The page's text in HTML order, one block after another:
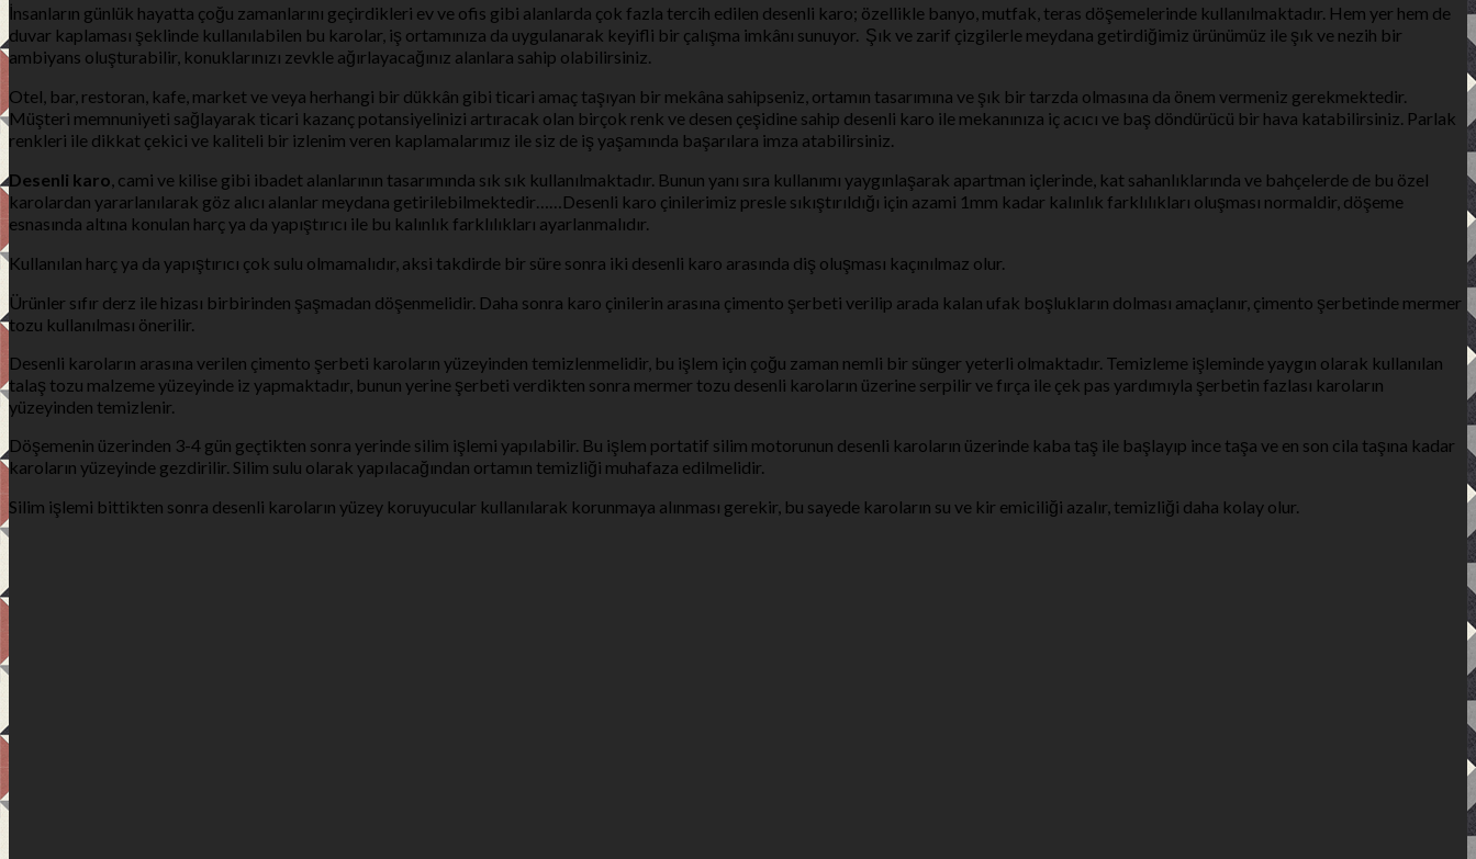
İnsanların günlük hayatta çoğu zamanlarını geçirdikleri ev ve ofis gibi alanlarda çok fazla tercih edilen desenli karo; özellikle banyo, mutfak, teras döşemelerinde kullanılmaktadır. Hem yer hem de
duvar kaplaması şeklinde kullanılabilen bu karolar, iş ortamınıza da uygulanarak keyifli bir çalışma imkânı sunuyor. Şık ve zarif çizgilerle meydana getirdiğimiz ürünümüz ile şık ve nezih bir
ambiyans oluşturabilir, konuklarınızı zevkle ağırlayacağınız alanlara sahip olabilirsiniz.
Otel, bar, restoran, kafe, market ve veya herhangi bir dükkân gibi ticari amaç taşıyan bir mekâna sahipseniz, ortamın tasarımına ve şık bir tarzda olmasına da önem vermeniz gerekmektedir.
Müşteri memnuniyeti sağlayarak ticari kazanç potansiyelinizi artıracak olan birçok renk ve desen çeşidine sahip desenli karo ile mekanınıza iç acıcı ve baş döndürücü bir hava katabilirsiniz. Parlak
renkleri ile dikkat çekici ve kaliteli bir izlenim veren kaplamalarımız ile siz de iş yaşamında başarılara imza atabilirsiniz.
Desenli karo, cami ve kilise gibi ibadet alanlarının tasarımında sık sık kullanılmaktadır. Bunun yanı sıra kullanımı yaygınlaşarak apartman içlerinde, kat sahanlıklarında ve bahçelerde de bu özel
karolardan yararlanılarak göz alıcı alanlar meydana getirilebilmektedir……Desenli karo çinilerimiz presle sıkıştırıldığı için azami 1mm kadar kalınlık farklılıkları oluşması normaldir, döşeme
esnasında altına konulan harç ya da yapıştırıcı ile bu kalınlık farklılıkları ayarlanmalıdır.
Kullanılan harç ya da yapıştırıcı çok sulu olmamalıdır, aksi takdirde bir süre sonra iki desenli karo arasında diş oluşması kaçınılmaz olur.
Ürünler sıfır derz ile hizası birbirinden şaşmadan döşenmelidir. Daha sonra karo çinilerin arasına çimento şerbeti verilip arada kalan ufak boşlukların dolması amaçlanır, çimento şerbetinde mermer
tozu kullanılması önerilir.
Desenli karoların arasına verilen çimento şerbeti karoların yüzeyinden temizlenmelidir, bu işlem için çoğu zaman nemli bir sünger yeterli olmaktadır. Temizleme işleminde yaygın olarak kullanılan
talaş tozu malzeme yüzeyinde iz yapmaktadır, bunun yerine şerbeti verdikten sonra mermer tozu desenli karoların üzerine serpilir ve fırça ile çek pas yardımıyla şerbetin fazlası karoların
yüzeyinden temizlenir.
Döşemenin üzerinden 3-4 gün geçtikten sonra yerinde silim işlemi yapılabilir. Bu işlem portatif silim motorunun desenli karoların üzerinde kaba taş ile başlayıp ince taşa ve en son cila taşına kadar
karoların yüzeyinde gezdirilir. Silim sulu olarak yapılacağından ortamın temizliği muhafaza edilmelidir.
Silim işlemi bittikten sonra desenli karoların yüzey koruyucular kullanılarak korunmaya alınması gerekir, bu sayede karoların su ve kir emiciliği azalır, temizliği daha kolay olur.